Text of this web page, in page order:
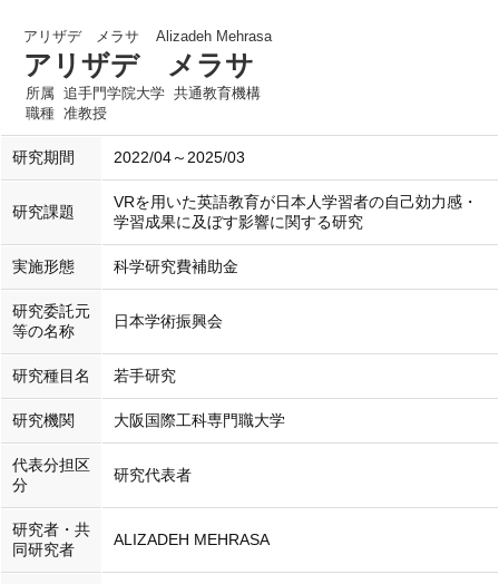
アリザデ メラサ Alizadeh Mehrasa
アリザデ メラサ
所属 追手門学院大学 共通教育機構
職種 准教授
研究期間 2022/04～2025/03
研究課題
VRを用いた英語教育が日本人学習者の自己効力感・
学習成果に及ぼす影響に関する研究
実施形態 科学研究費補助金
研究委託元
等の名称
日本学術振興会
研究種目名 若手研究
研究機関 大阪国際工科専門職大学
代表分担区
分
研究代表者
研究者・共
同研究者
ALIZADEH MEHRASA